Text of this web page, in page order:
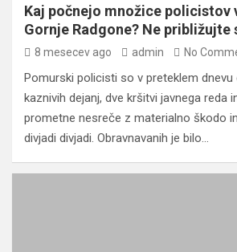
Kaj počnejo množice policistov
Gornje Radgone? Ne približujte
8 mesecev ago admin No
Pomurski policisti so v preteklem dnevu
kaznivih dejanj, dve kršitvi javnega reda
prometne nesreče z materialno škodo
divjadi divjadi. Obravnavanih je bilo…